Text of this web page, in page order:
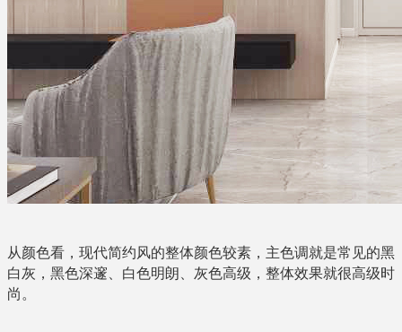
从颜色看，现代简约风的整体颜色较素，主色调就是常见的黑
白灰，黑色深邃、白色明朗、灰色高级，整体效果就很高级时
尚。